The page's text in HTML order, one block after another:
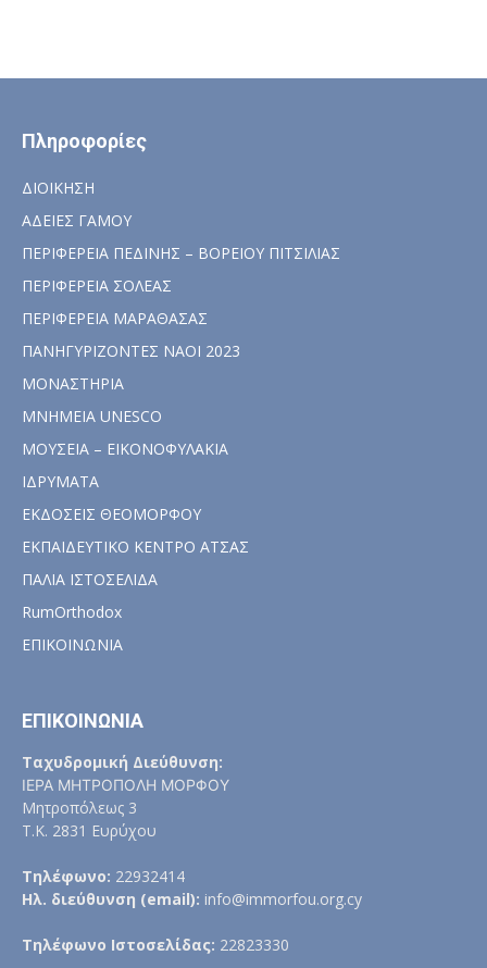
Πληροφορίες
ΔΙΟΙΚΗΣΗ
ΑΔΕΙΕΣ ΓΑΜΟΥ
ΠΕΡΙΦΕΡΕΙΑ ΠΕΔΙΝΗΣ – ΒΟΡΕΙΟΥ ΠΙΤΣΙΛΙΑΣ
ΠΕΡΙΦΕΡΕΙΑ ΣΟΛΕΑΣ
ΠΕΡΙΦΕΡΕΙΑ ΜΑΡΑΘΑΣΑΣ
ΠΑΝΗΓΥΡΙΖΟΝΤΕΣ ΝΑΟΙ 2023
ΜΟΝΑΣΤΗΡΙΑ
ΜΝΗΜΕΙΑ UNESCO
ΜΟΥΣΕΙΑ – ΕΙΚΟΝΟΦΥΛΑΚΙΑ
ΙΔΡΥΜΑΤΑ
ΕΚΔΟΣΕΙΣ ΘΕΟΜΟΡΦΟΥ
ΕΚΠΑΙΔΕΥΤΙΚΟ ΚΕΝΤΡΟ ΑΤΣΑΣ
ΠΑΛΙΑ ΙΣΤΟΣΕΛΙΔΑ
RumOrthodox
ΕΠΙΚΟΙΝΩΝΙΑ
ΕΠΙΚΟΙΝΩΝΙΑ
Ταχυδρομική Διεύθυνση:
ΙΕΡΑ ΜΗΤΡΟΠΟΛΗ ΜΟΡΦΟΥ
Μητροπόλεως 3
Τ.Κ. 2831 Ευρύχου
Τηλέφωνο: 22932414
Ηλ. διεύθυνση (email): info@immorfou.org.cy
Τηλέφωνο Ιστοσελίδας: 22823330